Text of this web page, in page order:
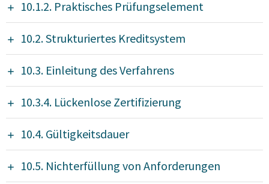
10.1.2. Praktisches Prüfungselement
10.2. Strukturiertes Kreditsystem
10.3. Einleitung des Verfahrens
10.3.4. Lückenlose Zertifizierung
10.4. Gültigkeitsdauer
10.5. Nichterfüllung von Anforderungen